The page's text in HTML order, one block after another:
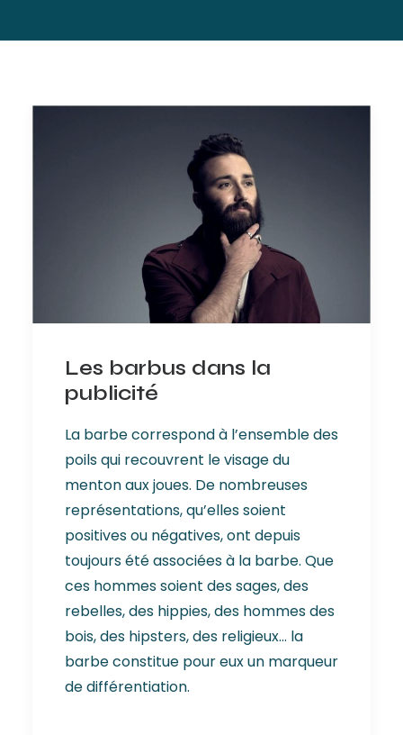
Les barbus dans la
publicité
La barbe correspond à l’ensemble des
poils qui recouvrent le visage du
menton aux joues. De nombreuses
représentations, qu’elles soient
positives ou négatives, ont depuis
toujours été associées à la barbe. Que
ces hommes soient des sages, des
rebelles, des hippies, des hommes des
bois, des hipsters, des religieux… la
barbe constitue pour eux un marqueur
de différentiation.